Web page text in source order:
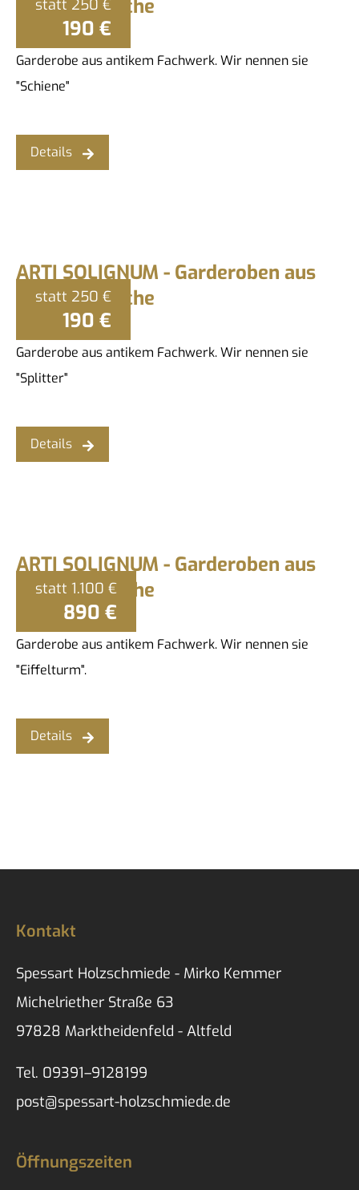
statt 250 €
190 €
rustikaler Eiche
Garderobe aus antikem Fachwerk. Wir nennen sie
"Schiene"
Details
statt 250 €
190 €
ARTI SOLIGNUM - Garderoben aus
rustikaler Eiche
Garderobe aus antikem Fachwerk. Wir nennen sie
"Splitter"
Details
statt 1.100 €
890 €
ARTI SOLIGNUM - Garderoben aus
rustikaler Eiche
Garderobe aus antikem Fachwerk. Wir nennen sie
"Eiffelturm".
Details
Kontakt
Spessart Holzschmiede - Mirko Kemmer
Michelriether Straße 63
97828 Marktheidenfeld - Altfeld
Tel. 09391–9128199
post@spessart-holzschmiede.de
Öffnungszeiten